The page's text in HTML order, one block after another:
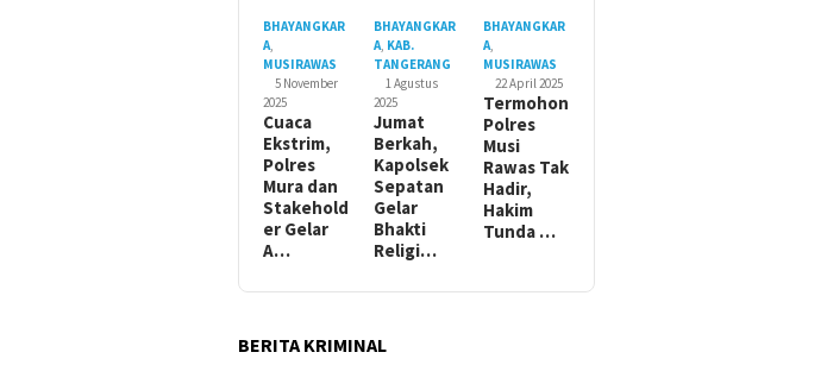
BHAYANGKAR
A
MUSIRAWAS
5 November
2025
Cuaca
Ekstrim,
Polres
Mura dan
Stakehold
er Gelar
A…
BHAYANGKAR
A, KAB.
TANGERANG
1 Agustus
2025
Jumat
Berkah,
Kapolsek
Sepatan
Gelar
Bhakti
Religi…
BHAYANGKAR
A
MUSIRAWAS
22 April 2025
Termohon
Polres
Musi
Rawas Tak
Hadir,
Hakim
Tunda …
BERITA KRIMINAL